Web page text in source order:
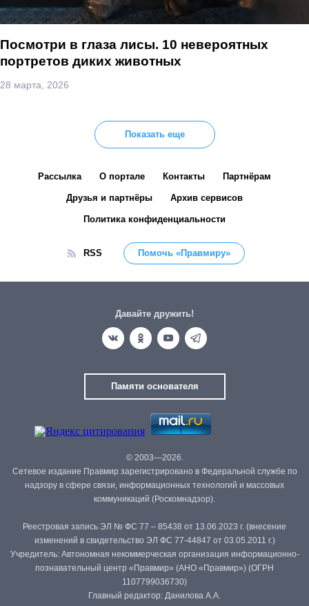
Посмотри в глаза лисы. 10 невероятных
портретов диких животных
28 марта, 2026
Показать еще
Рассылка О портале Контакты Партнёрам
Друзья и партнёры Архив сервисов
Политика конфиденциальности
RSS Помочь «Правмиру»
Давайте дружить!
Памяти основателя
© 2003—2026.
Сетевое издание Правмир зарегистрировано в Федеральной службе по
надзору в сфере связи, информационных технологий и массовых
коммуникаций (Роскомнадзор).
Реестровая запись ЭЛ № ФС 77 – 85438 от 13.06.2023 г. (внесение
изменений в свидетельство ЭЛ ФС 77-44847 от 03.05.2011 г.)
Учредитель: Автономная некоммерческая организация информационно-
познавательный центр «Правмир» (АНО «Правмир») (ОГРН
1107799036730)
Главный редактор: Данилова А.А.